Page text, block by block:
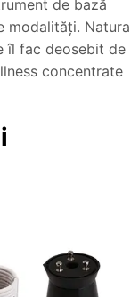
de bază
modalități. Natura
îl fac deosebit de
concentrate